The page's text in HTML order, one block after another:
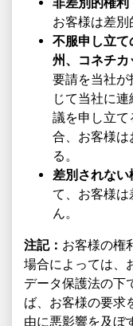
非差別的権利
お客様は差別
不服申し立て
州、コネチカ
要請を当社が
じて当社に
議を申し立
合、お客様は
る。
差別されない
て、お客様
ん。
注記： お客様の権
場合によっては、
データ保護法の下
ば、お客様の要求
由に悪影響を及ぼ